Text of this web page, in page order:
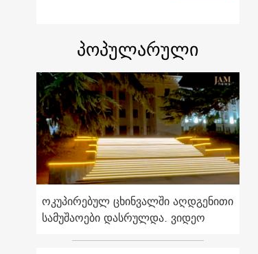
პოპულარული
ოკუპირებულ ცხინვალში აღდგენითი
სამუშაოები დასრულდა. ვიდეო